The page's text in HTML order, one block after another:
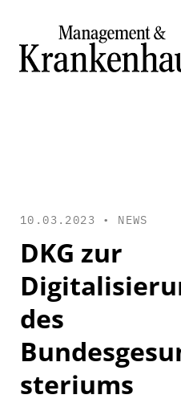
10.03.2023 • NEWS
DKG zur
des
steriums